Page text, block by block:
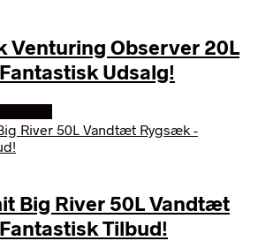
Venturing Observer 20L
Udsalg!
Big River 50L Vandtæt
Tilbud!